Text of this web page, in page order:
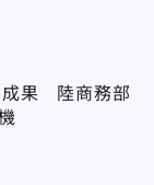
成果 陸商務部